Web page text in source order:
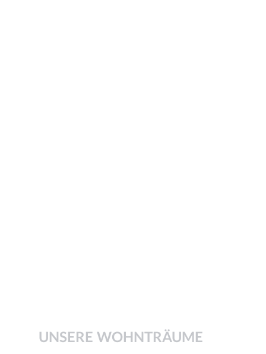
UNSERE WOHNTRÄUME